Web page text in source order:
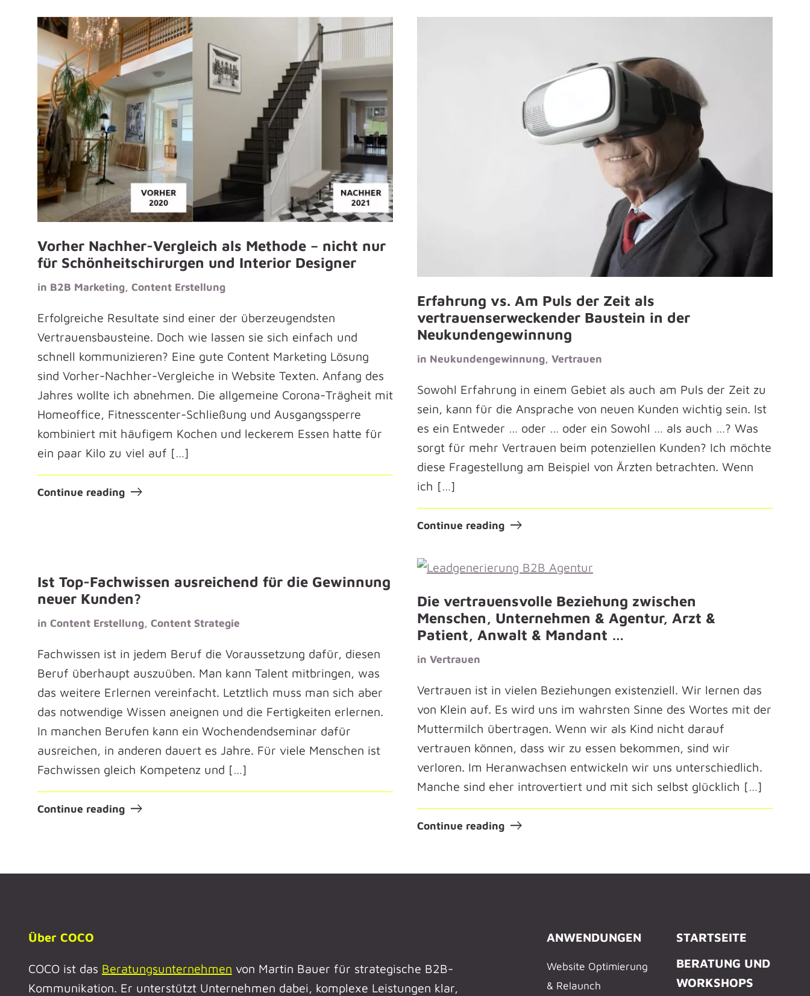
Vorher Nachher-Vergleich als Methode – nicht nur
für Schönheitschirurgen und Interior Designer
in B2B Marketing, Content Erstellung
Erfolgreiche Resultate sind einer der überzeugendsten
Vertrauensbausteine. Doch wie lassen sie sich einfach und
schnell kommunizieren? Eine gute Content Marketing Lösung
sind Vorher-Nachher-Vergleiche in Website Texten. Anfang des
Jahres wollte ich abnehmen. Die allgemeine Corona-Trägheit mit
Homeoffice, Fitnesscenter-Schließung und Ausgangssperre
kombiniert mit häufigem Kochen und leckerem Essen hatte für
ein paar Kilo zu viel auf […]
Continue reading
Erfahrung vs. Am Puls der Zeit als
vertrauenserweckender Baustein in der
Neukundengewinnung
in Neukundengewinnung, Vertrauen
Sowohl Erfahrung in einem Gebiet als auch am Puls der Zeit zu
sein, kann für die Ansprache von neuen Kunden wichtig sein. Ist
es ein Entweder … oder … oder ein Sowohl … als auch …? Was
sorgt für mehr Vertrauen beim potenziellen Kunden? Ich möchte
diese Fragestellung am Beispiel von Ärzten betrachten. Wenn
ich […]
Continue reading
Ist Top-Fachwissen ausreichend für die Gewinnung
neuer Kunden?
in Content Erstellung, Content Strategie
Fachwissen ist in jedem Beruf die Voraussetzung dafür, diesen
Beruf überhaupt auszuüben. Man kann Talent mitbringen, was
das weitere Erlernen vereinfacht. Letztlich muss man sich aber
das notwendige Wissen aneignen und die Fertigkeiten erlernen.
In manchen Berufen kann ein Wochendendseminar dafür
ausreichen, in anderen dauert es Jahre. Für viele Menschen ist
Fachwissen gleich Kompetenz und […]
Continue reading
Die vertrauensvolle Beziehung zwischen
Menschen, Unternehmen & Agentur, Arzt &
Patient, Anwalt & Mandant …
in Vertrauen
Vertrauen ist in vielen Beziehungen existenziell. Wir lernen das
von Klein auf. Es wird uns im wahrsten Sinne des Wortes mit der
Muttermilch übertragen. Wenn wir als Kind nicht darauf
vertrauen können, dass wir zu essen bekommen, sind wir
verloren. Im Heranwachsen entwickeln wir uns unterschiedlich.
Manche sind eher introvertiert und mit sich selbst glücklich […]
Continue reading
Über COCO
COCO ist das Beratungsunternehmen von Martin Bauer für strategische B2B-
Kommunikation. Er unterstützt Unternehmen dabei, komplexe Leistungen klar,
ANWENDUNGEN
Website Optimierung
& Relaunch
STARTSEITE
BERATUNG UND
WORKSHOPS